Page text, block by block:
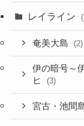
レイライン
奄美大島 (2)
伊の暗号～
ヒ
(3)
宮古・池間